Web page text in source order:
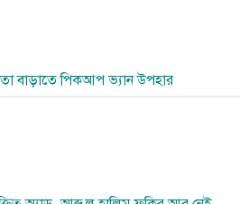
বাড়াতে পিকআপ ভ্যান উপহার